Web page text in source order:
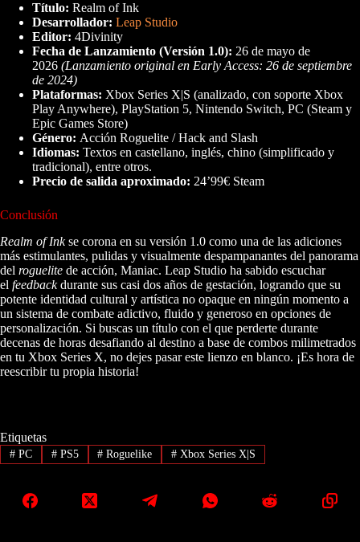
Título: Realm of Ink
Desarrollador: Leap Studio
Editor: 4Divinity
Fecha de Lanzamiento (Versión 1.0): 26 de mayo de
2026 (Lanzamiento original en Early Access: 26 de septiembre
de 2024)
Plataformas: Xbox Series X|S (analizado, con soporte Xbox
Play Anywhere), PlayStation 5, Nintendo Switch, PC (Steam y
Epic Games Store)
Género: Acción Roguelite / Hack and Slash
Idiomas: Textos en castellano, inglés, chino (simplificado y
tradicional), entre otros.
Precio de salida aproximado: 24’99€ Steam
Conclusión
Realm of Inkse corona en su versión 1.0 como una de las adiciones
más estimulantes, pulidas y visualmente despampanantes del panorama
del roguelite de acción, Maniac. Leap Studio ha sabido escuchar
el feedbackdurante sus casi dos años de gestación, logrando que su
potente identidad cultural y artística no opaque en ningún momento a
un sistema de combate adictivo, fluido y generoso en opciones de
personalización. Si buscas un título con el que perderte durante
decenas de horas desafiando al destino a base de combos milimetrados
en tu Xbox Series X, no dejes pasar este lienzo en blanco. ¡Es hora de
reescribir tu propia historia!
Etiquetas
#PC #PS5 # Roguelike # Xbox Series X|S